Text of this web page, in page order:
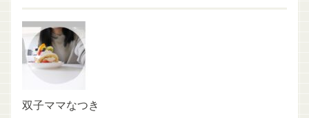
双子ママなつき